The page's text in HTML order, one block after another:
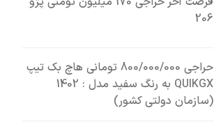
206
حراجی 800/000/000 تومانی ھاچ بک تیپ
QUIKGX به رنگ سفید مدل : 1402
(سازمان دولتی کشور)